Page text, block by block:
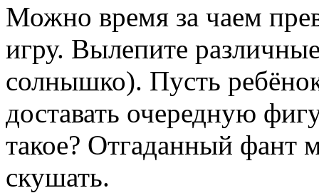
Можно время за чаем
игру. Вылепите
солнышко). Пусть
доставать очередную
такое? Отгаданный фант
скушать.